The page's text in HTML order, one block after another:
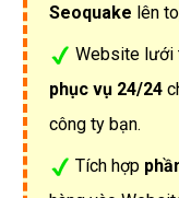
Seoquake lên
Website lưới
phục vụ 24/24
công ty bạn.
Tích hợp